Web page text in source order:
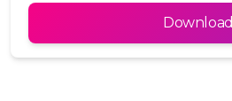
Download